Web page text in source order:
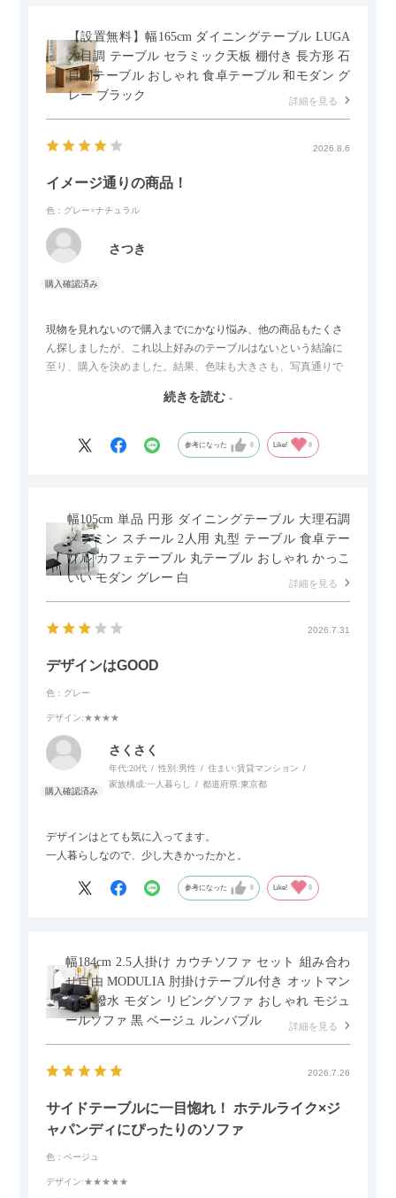
【設置無料】幅165cm ダイニングテーブル LUGA
木目調 テーブル セラミック天板 棚付き 長方形 石
目調テーブル おしゃれ 食卓テーブル 和モダン グ
レー ブラック
詳細を見る
2026.8.6
イメージ通りの商品！
色：グレー×ナチュラル
さつき
現物を見れないので購入までにかなり悩み、他の商品もたくさ
ん探しましたが、これ以上好みのテーブルはないという結論に
至り、購入を決めました。結果、色味も大きさも、写真通りで
セラミック天板が思った以上に滑りが良く、汚れも拭きやすい
はいけないかもしれません。天板が冷たいので冬にどうなるの
かなというのも気になります。
続きを読む
参考になった 0 Like! 0
幅105cm 単品 円形 ダイニングテーブル 大理石調
メラミン スチール 2人用 丸型 テーブル 食卓テー
ブル カフェテーブル 丸テーブル おしゃれ かっこ
いい モダン グレー 白
詳細を見る
2026.7.31
デザインはGOOD
色：グレー
デザイン:★★★★
さくさく
年代:20代 性別:男性 住まい:賃貸マンション
家族構成:一人暮らし 都道府県:東京都
デザインはとても気に入ってます。
一人暮らしなので、少し大きかったかと。
参考になった 0 Like! 0
幅184cm 2.5人掛け カウチソファ セット 組み合わ
せ自由 MODULIA 肘掛けテーブル付き オットマン
付き 撥水 モダン リビングソファ おしゃれ モジュ
ールソファ 黒 ベージュ ルンバブル
詳細を見る
2026.7.26
サイドテーブルに一目惚れ！ ホテルライク×ジ
ャパンディにぴったりのソファ
色：ベージュ
デザイン:★★★★★